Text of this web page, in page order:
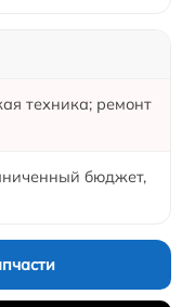
техника; ремонт
бюджет,